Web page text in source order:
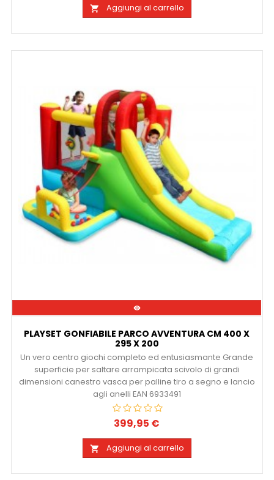
 Aggiungi al carrello

PLAYSET GONFIABILE PARCO AVVENTURA CM 400 X
295 X 200
Un vero centro giochi completo ed entusiasmante Grande
superficie per saltare arrampicata scivolo di grandi
dimensioni canestro vasca per palline tiro a segno e lancio
agli anelli EAN 6933491
Prezzo
399,95 €
 Aggiungi al carrello